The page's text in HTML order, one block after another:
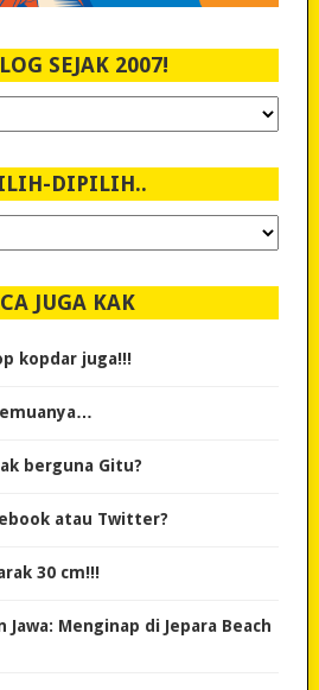
SEJAK 2007!
DIPILIH..
JUGA KAK
kopdar juga!!!
berguna Gitu?
atau Twitter?
30 cm!!!
Jawa: Menginap di Jepara Beach